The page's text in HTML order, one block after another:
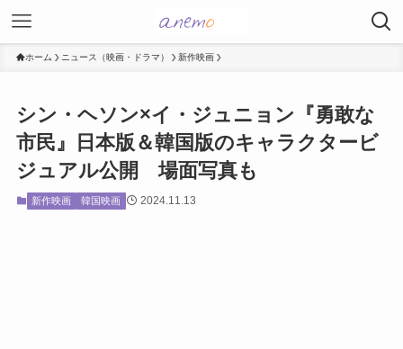
ホーム ニュース（映画・ドラマ） 新作映画
シン・ヘソン×イ・ジュニョン『勇敢な
市民』日本版＆韓国版のキャラクタービ
ジュアル公開 場面写真も
新作映画 韓国映画 2024.11.13